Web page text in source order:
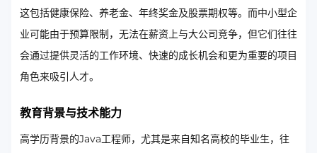
这包括健康保险、养老金、年终奖金及股票期权等。而中小型企
业可能由于预算限制，无法在薪资上与大公司竞争，但它们往往
会通过提供灵活的工作环境、快速的成长机会和更为重要的项目
角色来吸引人才。
教育背景与技术能力
高学历背景的Java工程师，尤其是来自知名高校的毕业生，往